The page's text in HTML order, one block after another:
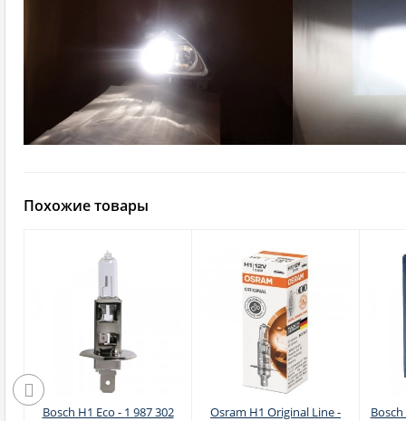
Похожие товары
Bosch H1 Eco - 1 987 302
Osram H1 Original Line -